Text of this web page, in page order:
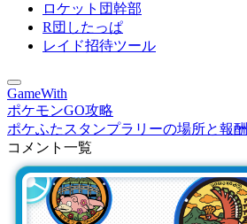
ロケット団幹部
R団したっぱ
レイド招待ツール
GameWith
ポケモンGO攻略
ポケふたスタンプラリーの場所と報酬
コメント一覧